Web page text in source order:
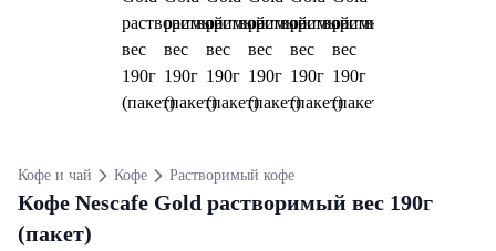
Кофе и чай Кофе Растворимый кофе
Кофе Nescafe Gold растворимый вес 190г
(пакет)